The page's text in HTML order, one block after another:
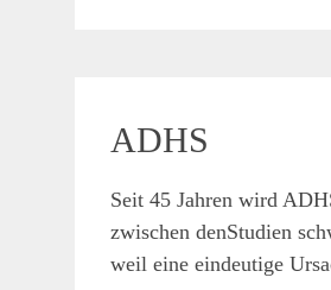
03 Nov. 2021
ADHS
admin
Symptome
fehlende
Impulskontrolle,
Hyperaktivität,
Seit 45 Jahren wird
zwischen denStudien
weil eine eindeutige